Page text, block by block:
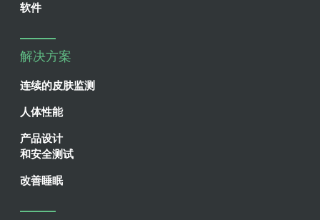
软件
解决方案
连续的皮肤监测
人体性能
产品设计
和安全测试
改善睡眠